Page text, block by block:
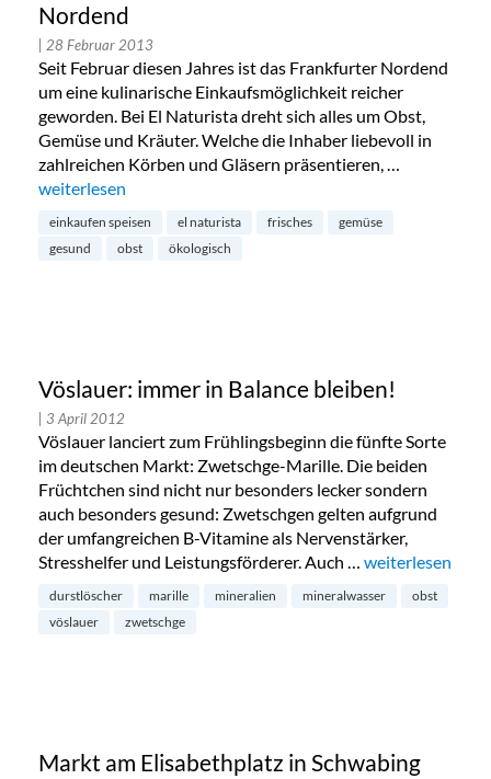
Nordend
| 28 Februar 2013
Seit Februar diesen Jahres ist das Frankfurter Nordend
um eine kulinarische Einkaufsmöglichkeit reicher
geworden. Bei El Naturista dreht sich alles um Obst,
Gemüse und Kräuter. Welche die Inhaber liebevoll in
zahlreichen Körben und Gläsern präsentieren, …
„El Naturista: Deli im Frankfurter Nordend“
weiterlesen
einkaufen speisen el naturista frisches
gemüse
gesund
obst ökologisch
Vöslauer: immer in Balance bleiben!
| 3 April 2012
Vöslauer lanciert zum Frühlingsbeginn die fünfte Sorte
im deutschen Markt: Zwetschge-Marille. Die beiden
Früchtchen sind nicht nur besonders lecker sondern
auch besonders gesund: Zwetschgen gelten aufgrund
der umfangreichen B-Vitamine als Nervenstärker,
Stresshelfer und Leistungsförderer. Auch … „Vöslauer:
weiterlesen
durstlöscher marille mineralien mineralwasser
obst
vöslauer
zwetschge
Markt am Elisabethplatz in Schwabing